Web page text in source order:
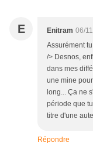
E Enitram 06/
Assurément
/> Desnos,
dans mes
une mine
long... Ça ne
période que
titre d'une
Répondre